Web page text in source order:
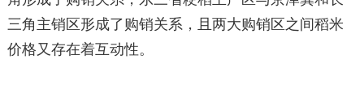
三角主销区形成了购销关系，且两大购销区之间稻米
价格又存在着互动性。